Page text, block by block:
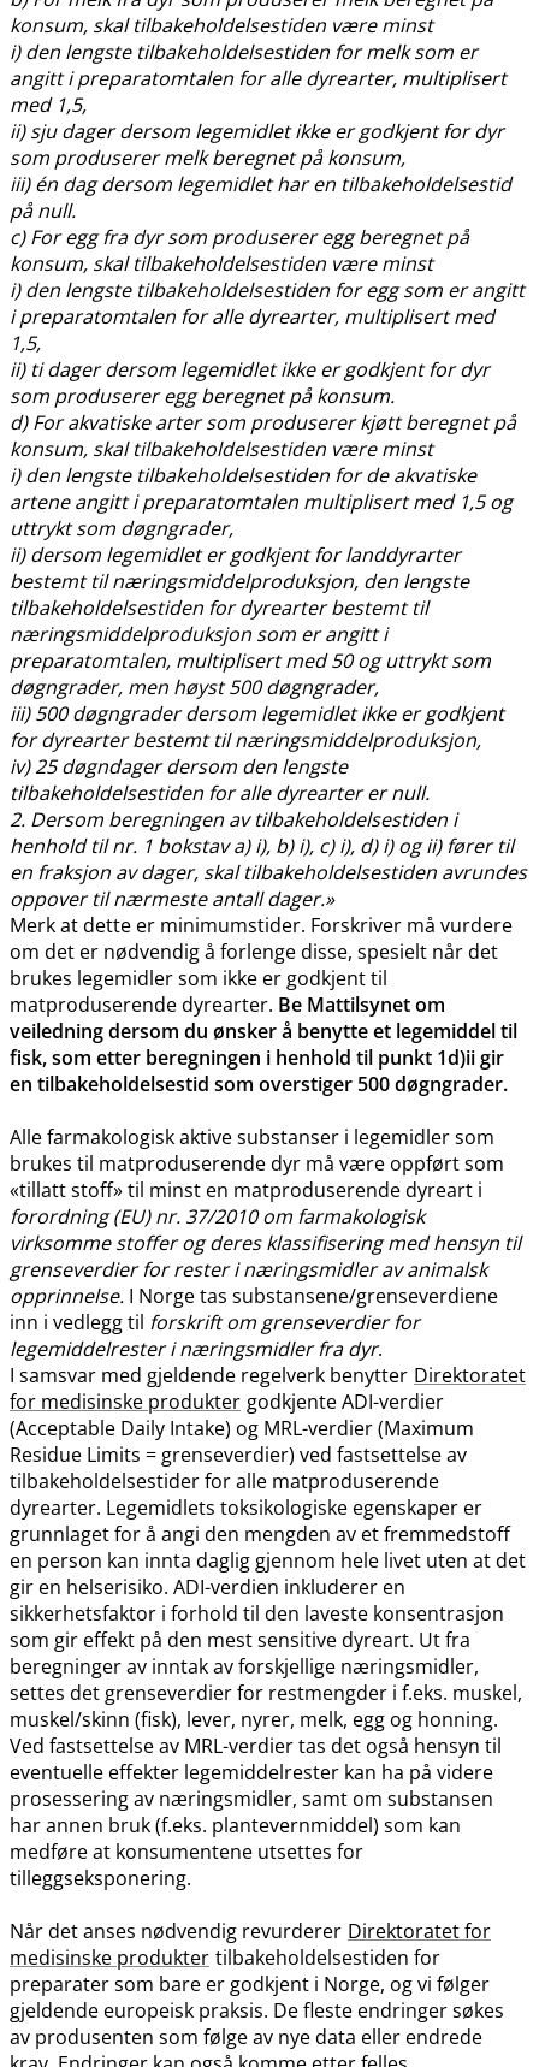
konsum, skal tilbakeholdelsestiden være minst
i) den lengste tilbakeholdelsestiden for melk som er
angitt i preparatomtalen for alle dyrearter, multiplisert
med 1,5,
ii) sju dager dersom legemidlet ikke er godkjent for dyr
som produserer melk beregnet på konsum,
iii) én dag dersom legemidlet har en tilbakeholdelsestid
på null.
c) For egg fra dyr som produserer egg beregnet på
konsum, skal tilbakeholdelsestiden være minst
i) den lengste tilbakeholdelsestiden for egg som er angitt
i preparatomtalen for alle dyrearter, multiplisert med
1,5,
ii) ti dager dersom legemidlet ikke er godkjent for dyr
som produserer egg beregnet på konsum.
d) For akvatiske arter som produserer kjøtt beregnet på
konsum, skal tilbakeholdelsestiden være minst
i) den lengste tilbakeholdelsestiden for de akvatiske
artene angitt i preparatomtalen multiplisert med 1,5 og
uttrykt som døgngrader,
ii) dersom legemidlet er godkjent for landdyrarter
bestemt til næringsmiddelproduksjon, den lengste
tilbakeholdelsestiden for dyrearter bestemt til
næringsmiddelproduksjon som er angitt i
preparatomtalen, multiplisert med 50 og uttrykt som
døgngrader, men høyst 500 døgngrader,
iii) 500 døgngrader dersom legemidlet ikke er godkjent
for dyrearter bestemt til næringsmiddelproduksjon,
iv) 25 døgndager dersom den lengste
tilbakeholdelsestiden for alle dyrearter er null.
2. Dersom beregningen av tilbakeholdelsestiden i
henhold til nr. 1 bokstav a) i), b) i), c) i), d) i) og ii) fører til
en fraksjon av dager, skal tilbakeholdelsestiden avrundes
oppover til nærmeste antall dager.»
Merk at dette er minimumstider. Forskriver må vurdere
om det er nødvendig å forlenge disse, spesielt når det
brukes legemidler som ikke er godkjent til
matproduserende dyrearter. Be Mattilsynet om
veiledning dersom du ønsker å benytte et legemiddel til
fisk, som etter beregningen i henhold til punkt 1d)ii gir
en tilbakeholdelsestid som overstiger 500 døgngrader.
Alle farmakologisk aktive substanser i legemidler som
brukes til matproduserende dyr må være oppført som
«tillatt stoff» til minst en matproduserende dyreart i
forordning (EU) nr. 37/2010 om farmakologisk
virksomme stoffer og deres klassifisering med hensyn til
grenseverdier for rester i næringsmidler av animalsk
opprinnelse. I Norge tas substansene​/​grenseverdiene
inn i vedlegg til forskrift om grenseverdier for
legemiddelrester i næringsmidler fra dyr.
I samsvar med gjeldende regelverk benytter Direktoratet
for medisinske produkter godkjente ADI-verdier
(Acceptable Daily Intake) og MRL-verdier (Maximum
Residue Limits = grenseverdier) ved fastsettelse av
tilbakeholdelsestider for alle matproduserende
dyrearter. Legemidlets toksikologiske egenskaper er
grunnlaget for å angi den mengden av et fremmedstoff
en person kan innta daglig gjennom hele livet uten at det
gir en helserisiko. ADI-verdien inkluderer en
sikkerhetsfaktor i forhold til den laveste konsentrasjon
som gir effekt på den mest sensitive dyreart. Ut fra
beregninger av inntak av forskjellige næringsmidler,
settes det grenseverdier for restmengder i f.eks. muskel,
muskel​/​skinn (fisk), lever, nyrer, melk, egg og honning.
Ved fastsettelse av MRL-verdier tas det også hensyn til
eventuelle effekter legemiddelrester kan ha på videre
prosessering av næringsmidler, samt om substansen
har annen bruk (f.eks. plantevernmiddel) som kan
medføre at konsumentene utsettes for
tilleggseksponering.
Når det anses nødvendig revurderer Direktoratet for
medisinske produkter tilbakeholdelsestiden for
preparater som bare er godkjent i Norge, og vi følger
gjeldende europeisk praksis. De fleste endringer søkes
av produsenten som følge av nye data eller endrede